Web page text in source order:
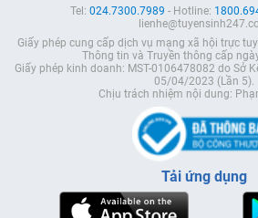
Tel: 024.7300.7989 - Hotline:
Giấy phép cung cấp dịch vụ mạng xã hội trực
Thông tin và Truyền thông cấp
Giấy phép kinh doanh: MST-0106478082 do Sở
05/04/2023 (Lần 5).
Chịu trách nhiệm nội dung:
Tải ứng dụng